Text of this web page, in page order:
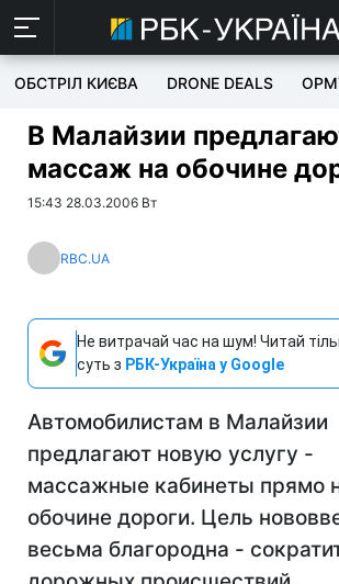
ОБСТРІЛ КИЄВА DRONE DEALS
В Малайзии
массаж на обочине
15:43 28.03.2006 Вт
RBC.UA
Не витрачай час на шум! Читай
суть з РБК-Україна у Google
Автомобилистам в Малайзии
предлагают новую услугу -
массажные кабинеты прямо
обочине дороги. Цель
весьма благородна -